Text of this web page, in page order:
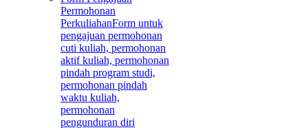
Permohonan
PerkuliahanForm untuk
pengajuan permohonan
cuti kuliah, permohonan
aktif kuliah, permohonan
pindah program studi,
permohonan pindah
waktu kuliah,
permohonan
pengunduran diri